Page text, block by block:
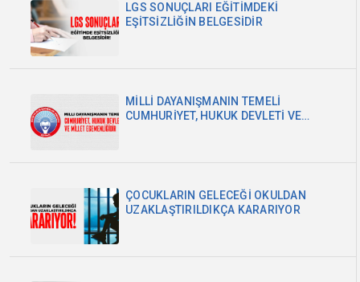
LGS SONUÇLARI EĞİTİMDEKİ
EŞİTSİZLİĞİN BELGESİDİR
MİLLİ DAYANIŞMANIN TEMELİ
CUMHURİYET, HUKUK DEVLETİ VE
ÇOCUKLARIN GELECEĞİ OKULDAN
UZAKLAŞTIRILDIKÇA KARARIYOR